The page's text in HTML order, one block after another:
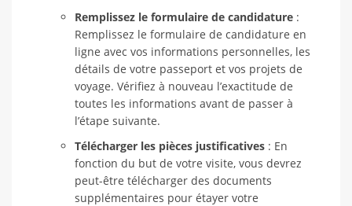
Remplissez le formulaire de candidature :
Remplissez le formulaire de candidature en
ligne avec vos informations personnelles, les
détails de votre passeport et vos projets de
voyage. Vérifiez à nouveau l’exactitude de
toutes les informations avant de passer à
l’étape suivante.
Télécharger les pièces justificatives : En
fonction du but de votre visite, vous devrez
peut-être télécharger des documents
supplémentaires pour étayer votre